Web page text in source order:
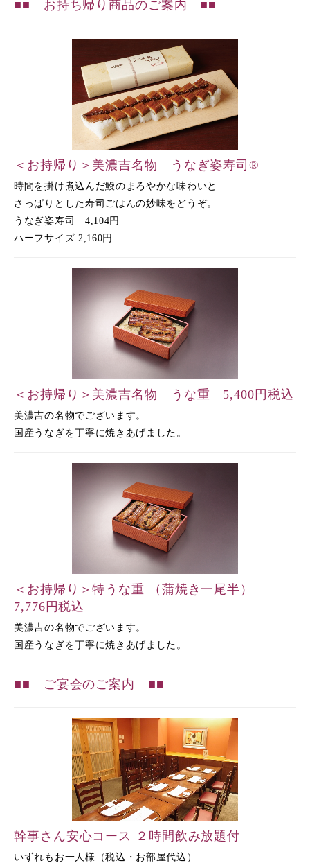
■■ お持ち帰り商品のご案内 ■■
＜お持帰り＞美濃吉名物 うなぎ姿寿司®
時間を掛け煮込んだ鰻のまろやかな味わいと
さっぱりとした寿司ごはんの妙味をどうぞ。
うなぎ姿寿司 4,104円
ハーフサイズ 2,160円
＜お持帰り＞美濃吉名物 うな重 5,400円税込
美濃吉の名物でございます。
国産うなぎを丁寧に焼きあげました。
＜お持帰り＞特うな重 （蒲焼き一尾半）
7,776円税込
美濃吉の名物でございます。
国産うなぎを丁寧に焼きあげました。
■■ ご宴会のご案内 ■■
幹事さん安心コース ２時間飲み放題付
いずれもお一人様（税込・お部屋代込）